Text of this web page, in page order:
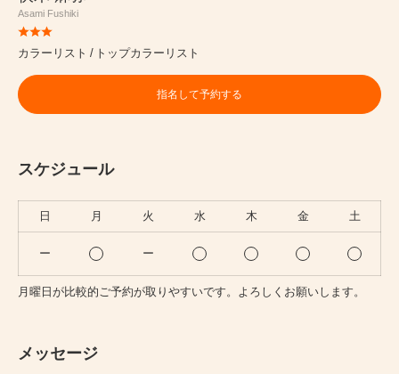
Asami Fushiki
カラーリスト トップカラーリスト
指名して予約する
スケジュール
日 月 火 水 木 金 土
ー ー
月曜日が比較的ご予約が取りやすいです。よろしくお願いします。
メッセージ